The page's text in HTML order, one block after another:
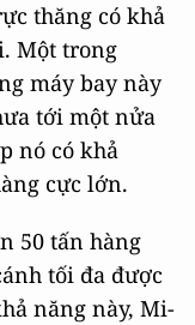
thăng có khả
Một trong
máy bay này
tới một nửa
nó có khả
cực lớn.
50 tấn hàng
tối đa được
năng này, Mi-